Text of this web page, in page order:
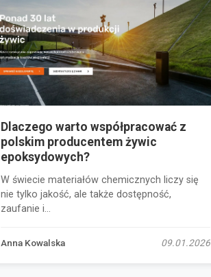
Dlaczego warto współpracować z
polskim producentem żywic
epoksydowych?
W świecie materiałów chemicznych liczy się
nie tylko jakość, ale także dostępność,
zaufanie i...
Anna Kowalska 09.01.2026